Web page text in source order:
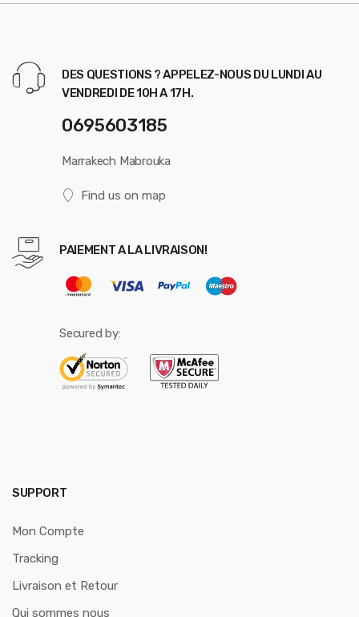
DES QUESTIONS ? APPELEZ-NOUS DU LUNDI AU
VENDREDI DE 10H A 17H.
0695603185
Marrakech Mabrouka
Find us on map
PAIEMENT A LA LIVRAISON!
Secured by:
SUPPORT
Mon Compte
Tracking
Livraison et Retour
Qui sommes nous